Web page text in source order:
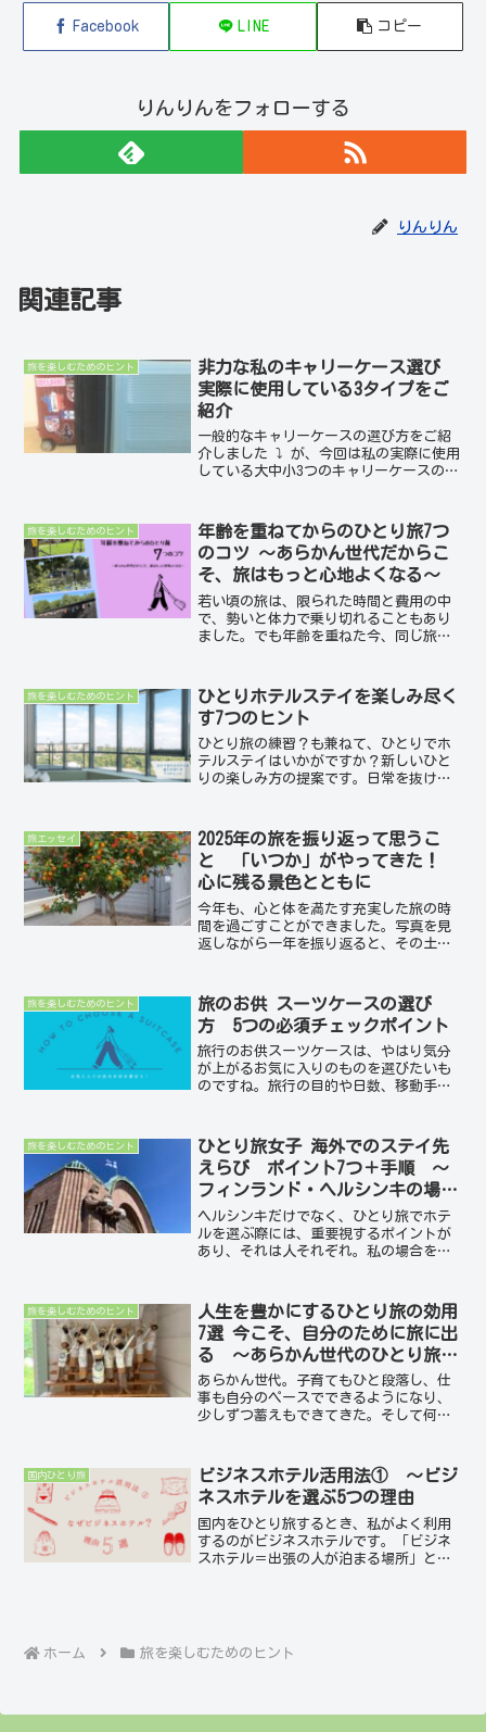
Facebook LINE コピー
りんりんをフォローする
りんりん
関連記事
旅を楽しむためのヒント
非力な私のキャリーケース選び
実際に使用している3タイプをご
紹介
一般的なキャリーケースの選び方をご紹
介しました ⤵ が、今回は私の実際に使用
している大中小3つのキャリーケースの紹
く非力です💦 海外旅行であってもキャ
リーケースは、バッ...
旅を楽しむためのヒント
年齢を重ねてからのひとり旅7つ
のコツ ～あらかん世代だからこ
そ、旅はもっと心地よくなる〜
若い頃の旅は、限られた時間と費用の中
で、勢いと体力で乗り切れることもあり
ました。でも年齢を重ねた今、同じ旅の
力と、自分を大切にする感覚。今回は、
あらかん世代の私が実感し...
旅を楽しむためのヒント
ひとりホテルステイを楽しみ尽く
す7つのヒント
ひとり旅の練習？も兼ねて、ひとりでホ
テルステイはいかがですか？新しいひと
りの楽しみ方の提案です。日常を抜け出
いプランをたててみましょう。ひとりホ
テルステイは、自分だけの...
旅エッセイ
2025年の旅を振り返って思うこ
と 「いつか」がやってきた！
心に残る景色とともに
今年も、心と体を満たす充実した旅の時
間を過ごすことができました。写真を見
返しながら一年を振り返ると、その土地
島年の始まりは宮古島から。島を半周す
る自転車旅に挑戦しまし...
旅を楽しむためのヒント
旅のお供 スーツケースの選び
方 5つの必須チェックポイント
旅行のお供スーツケースは、やはり気分
が上がるお気に入りのものを選びたいも
のですね。旅行の目的や日数、移動手段
行くと、大小さまざまなものがあって、
迷ってしまいがち。自分の...
旅を楽しむためのヒント
ひとり旅女子 海外でのステイ先
えらび ポイント7つ＋手順 ～
フィンランド・ヘルシンキの場合
～
ヘルシンキだけでなく、ひとり旅でホテ
ルを選ぶ際には、重要視するポイントが
あり、それは人それぞれ。私の場合を実
ほとんどでした。滞在をより快適に楽し
むために以下の要素を検討...
旅を楽しむためのヒント
人生を豊かにするひとり旅の効用
7選 今こそ、自分のために旅に出
る ～あらかん世代のひとり旅の
すすめ
あらかん世代。子育てもひと段落し、仕
事も自分のペースでできるようになり、
少しずつ蓄えもできてきた。そして何よ
れも、誰かに合わせる旅ではなく、自分
の思い通りのひとり旅。思...
国内ひとり旅
ビジネスホテル活用法① ～ビジ
ネスホテルを選ぶ5つの理由
国内をひとり旅するとき、私がよく利用
するのがビジネスホテルです。「ビジネ
スホテル＝出張の人が泊まる場所」とい
ホーム
旅を楽しむためのヒント